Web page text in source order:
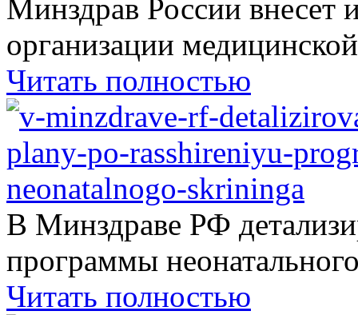
Минздрав России внесет
организации
Читать полностью
В Минздраве РФ
программы
Читать полностью